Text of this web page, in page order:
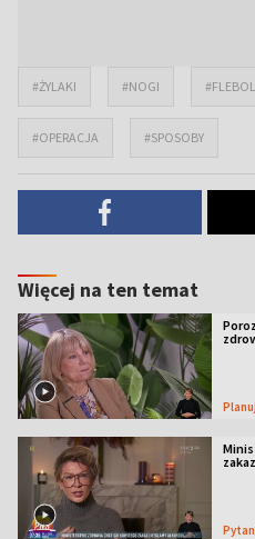
#ŻYLAKI #NOGI
#OPERACJA #SPOSOBY
Więcej na ten temat